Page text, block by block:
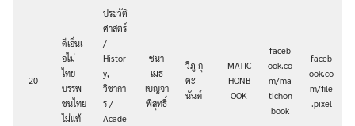
20
ดีเอ็นเ
อไม่
ไทย
บรรพ
ชนไทย
ไม่แท้
ประวัติ
ศาสตร์
/
Histor
y,
วิชากา
ร /
Acade
ชนา
เมธ
เบญจา
พิสุทธิ์
วิภู กุ
ตะ
นันท์
MATIC
HONB
OOK
faceb
ook.co
m/ma
tichon
book
faceb
ook.co
m/file
.pixel